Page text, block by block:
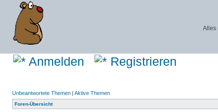
Alles
Anmelden Registrieren
Unbeantwortete Themen | Aktive Themen
Foren-Übersicht